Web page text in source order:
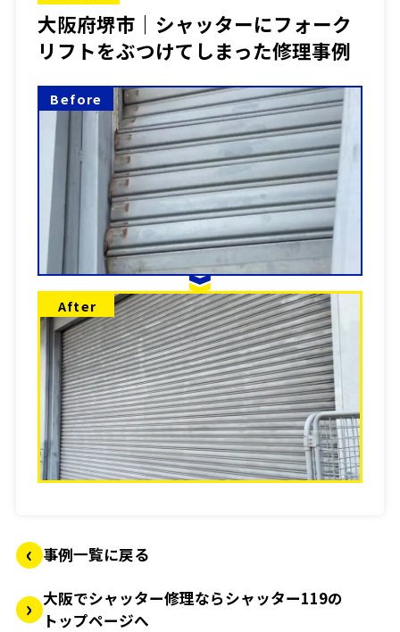
大阪府堺市｜シャッターにフォーク
リフトをぶつけてしまった修理事例
事例一覧に戻る
大阪でシャッター修理ならシャッター119の
トップページへ